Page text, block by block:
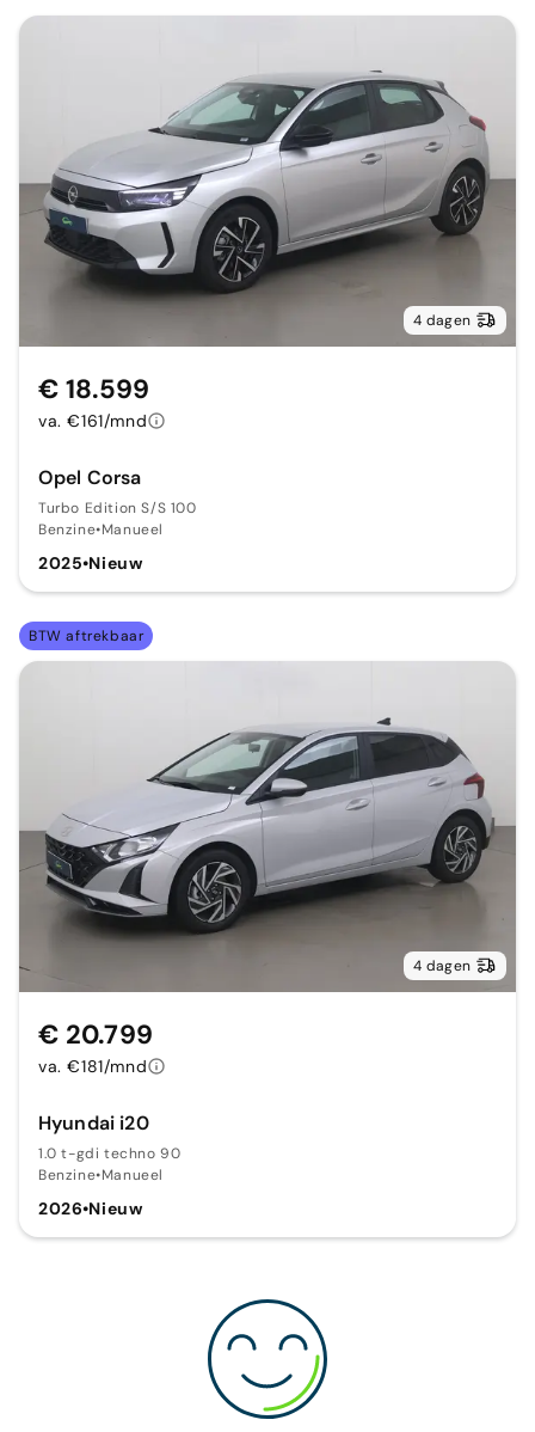
4 dagen
Opel Corsa
Turbo Edition S/S 100
Benzine•Manueel
2025•Nieuw
€ 18.599
va. €161/mnd
BTW aftrekbaar
4 dagen
Hyundai i20
1.0 t-gdi techno 90
Benzine•Manueel
2026•Nieuw
€ 20.799
va. €181/mnd